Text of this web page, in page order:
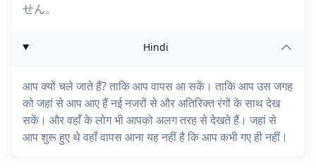
せん。
Hindi
आप क्यों चले जाते हैं? ताकि आप वापस आ सकें। ताकि आप उस जगह
को जहां से आप आए हैं नई नजरों से और अतिरिक्त रंगों के साथ देख
सकें। और वहाँ के लोग भी आपको अलग तरह से देखते हैं। जहां से
आप शुरू हुए थे वहाँ वापस आना यह नहीं है कि आप कभी गए ही नहीं।